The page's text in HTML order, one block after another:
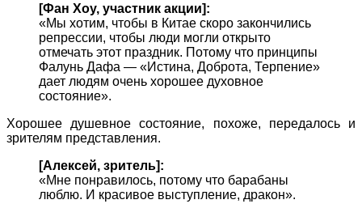
[Фан Хоу, участник акции]:
«Мы хотим, чтобы в Китае скоро закончились
репрессии, чтобы люди могли открыто
отмечать этот праздник. Потому что принципы
Фалунь Дафа — «Истина, Доброта, Терпение»
дает людям очень хорошее духовное
состояние».
Хорошее душевное состояние, похоже, передалось и
зрителям представления.
[Алексей, зритель]:
«Мне понравилось, потому что барабаны
люблю. И красивое выступление, дракон».